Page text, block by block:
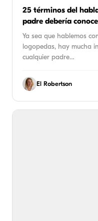
25 términos del
padre debería
Ya sea que hablemos
logopedas, hay mucha
cualquier padre…
El Robertson